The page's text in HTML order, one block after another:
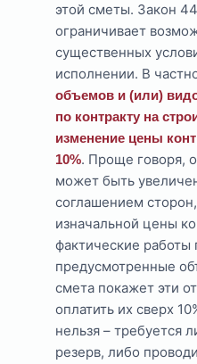
этой сметы. Закон
ограничивает
существенных
исполнении. В
объемов и (или)
по контракту на
изменение цены
10%. Проще говоря,
может быть
соглашением
изначальной цены
фактические работы
предусмотренные
смета покажет эти
оплатить их сверх
нельзя – требуется
резерв, либо